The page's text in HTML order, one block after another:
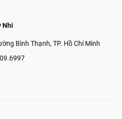
Nhi
Bình Thạnh, TP. Hồ Chí Minh